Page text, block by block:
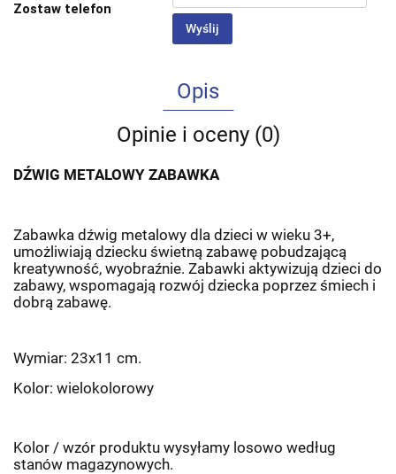
Zostaw telefon
Wyślij
Opis
Opinie i oceny (0)
DŹWIG METALOWY ZABAWKA
Zabawka dźwig metalowy dla dzieci w wieku 3+,
umożliwiają dziecku świetną zabawę pobudzającą
kreatywność, wyobraźnie. Zabawki aktywizują dzieci do
zabawy, wspomagają rozwój dziecka poprzez śmiech i
dobrą zabawę.
Wymiar: 23x11 cm.
Kolor: wielokolorowy
Kolor / wzór produktu wysyłamy losowo według
stanów magazynowych.